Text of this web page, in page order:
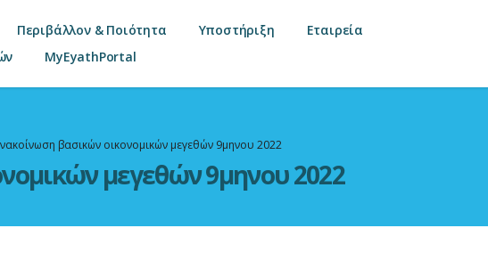
Περιβάλλον & Ποιότητα Υποστήριξη
Εταιρεία
MyEyathPortal
βασικών οικονομικών μεγεθών 9μηνου 2022
μεγεθών 9μηνου 2022